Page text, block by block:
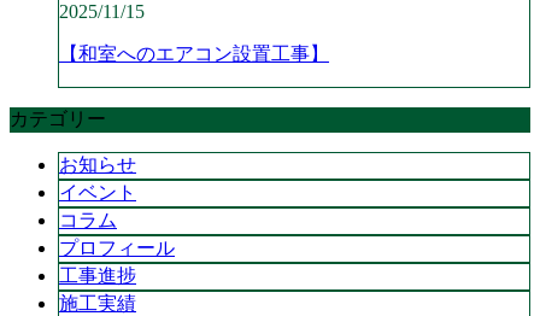
2025/11/15
【和室へのエアコン設置工事】
カテゴリー
お知らせ
イベント
コラム
プロフィール
工事進捗
施工実績